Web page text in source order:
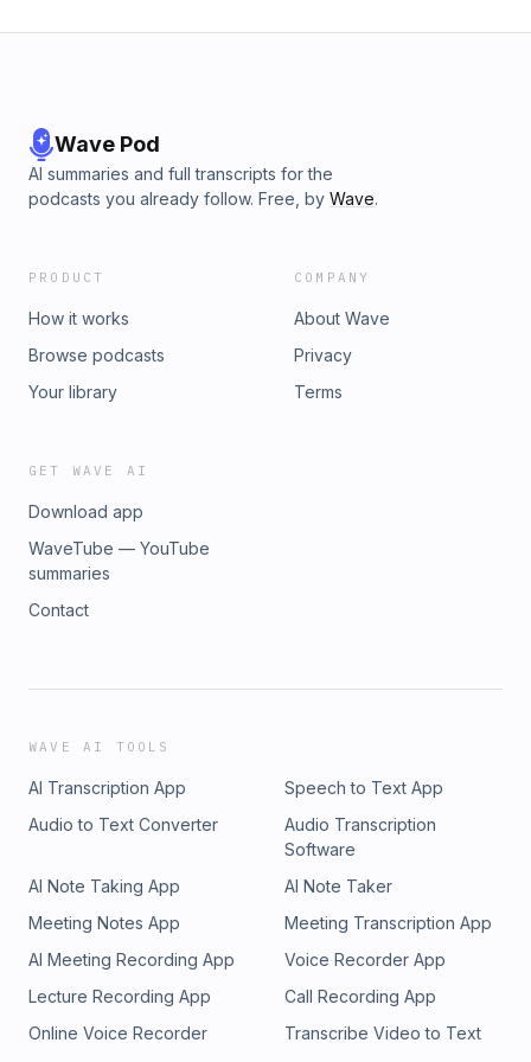
Wave Pod
AI summaries and full transcripts for the
podcasts you already follow. Free, by Wave.
PRODUCT
How it works
Browse podcasts
Your library
COMPANY
About Wave
Privacy
Terms
GET WAVE AI
Download app
WaveTube — YouTube
summaries
Contact
WAVE AI TOOLS
AI Transcription App
Speech to Text App
Audio to Text Converter
Audio Transcription
Software
AI Note Taking App
AI Note Taker
Meeting Notes App
Meeting Transcription App
AI Meeting Recording App
Voice Recorder App
Lecture Recording App
Call Recording App
Online Voice Recorder
Transcribe Video to Text